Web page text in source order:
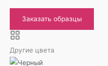
Заказать образцы
Другие цвета